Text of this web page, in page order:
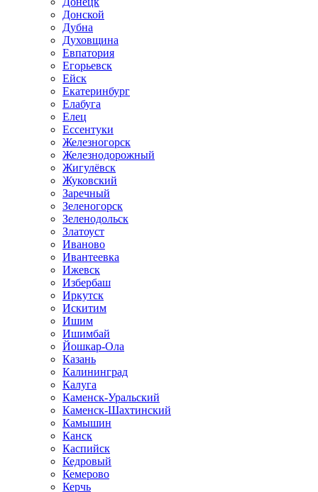
Донской
Дубна
Духовщина
Евпатория
Егорьевск
Ейск
Екатеринбург
Елабуга
Елец
Ессентуки
Железногорск
Железнодорожный
Жигулёвск
Жуковский
Заречный
Зеленогорск
Зеленодольск
Златоуст
Иваново
Ивантеевка
Ижевск
Избербаш
Иркутск
Искитим
Ишим
Ишимбай
Йошкар-Ола
Казань
Калининград
Калуга
Каменск-Уральский
Каменск-Шахтинский
Камышин
Канск
Каспийск
Кедровый
Кемерово
Керчь